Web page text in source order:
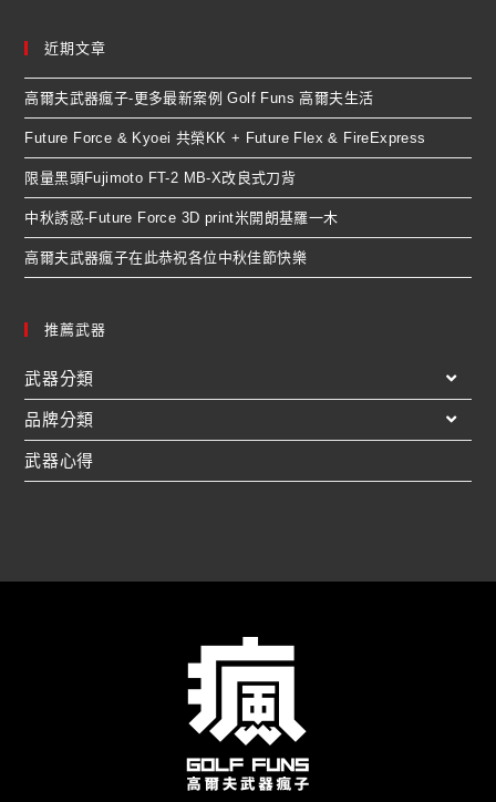
近期文章
高爾夫武器瘋子-更多最新案例 Golf Funs 高爾夫生活
Future Force & Kyoei 共榮KK + Future Flex & FireExpress
限量黑頭Fujimoto FT-2 MB-X改良式刀背
中秋誘惑-Future Force 3D print米開朗基羅一木
高爾夫武器瘋子在此恭祝各位中秋佳節快樂
推薦武器
武器分類
品牌分類
武器心得